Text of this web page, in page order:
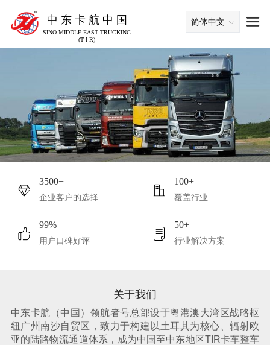
中 东 卡 航 中 国
SINO-MIDDLE EAST TRUCKING
(T I R)
简体中文
3500+
企业客户的选择
100+
覆盖行业
99%
用户口碑好评
50+
行业解决方案
关于我们
中东卡航（中国）领航者号总部设于粤港澳大湾区战略枢
纽广州南沙自贸区，致力于构建以土耳其为核心、辐射欧
亚的陆路物流通道体系，成为中国至中东地区TIR卡车整车